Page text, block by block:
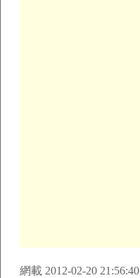
網載 2012-02-20 21:56:40